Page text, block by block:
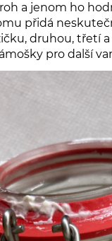
a jenom ho
přidá
druhou, třetí
pro další